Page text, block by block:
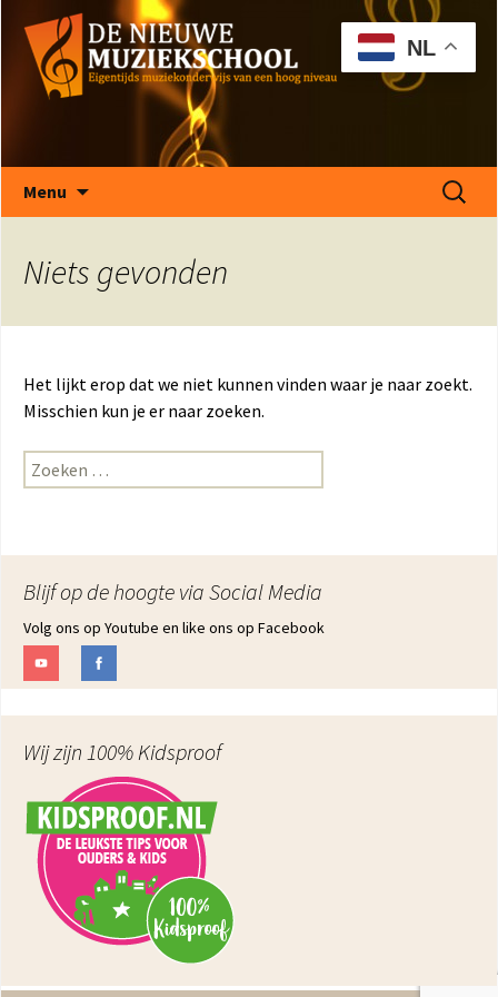
De Nieuwe Muziekschool
Eigentijds muziekonderwijs van hoog niveau!
Menu
Zoeken
naar:
Niets gevonden
Het lijkt erop dat we niet kunnen vinden waar je naar zoekt.
Misschien kun je er naar zoeken.
Zoeken
naar:
Blijf op de hoogte via Social Media
Volg ons op Youtube en like ons op Facebook
Wij zijn 100% Kidsproof
NL